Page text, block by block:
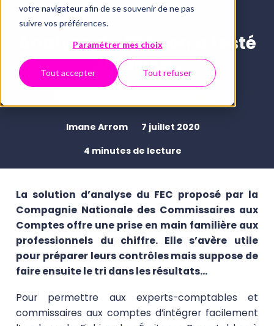
votre navigateur afin de se souvenir de ne pas
suivre vos préférences.
Paramétrer mes choix
Tout accepter Tout refuser
Analyse du FEC : on a testé
SmartFEC
Imane Arrom
7 juillet 2020
4 minutes de lecture
La solution d’analyse du FEC proposé par la
Compagnie Nationale des Commissaires aux
Comptes offre une prise en main familière aux
professionnels du chiffre. Elle s’avère utile
pour préparer leurs contrôles mais suppose de
faire ensuite le tri dans les résultats…
Pour permettre aux experts-comptables et
commissaires aux comptes d’intégrer facilement